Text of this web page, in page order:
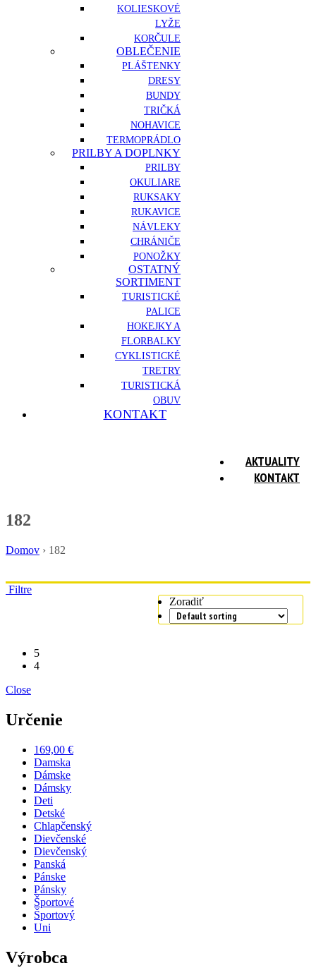
KOLIESKOVÉ
LYŽE
KORČULE
OBLEČENIE
PLÁŠTENKY
DRESY
BUNDY
TRIČKÁ
NOHAVICE
TERMOPRÁDLO
PRILBY A DOPLNKY
PRILBY
OKULIARE
RUKSAKY
RUKAVICE
NÁVLEKY
CHRÁNIČE
PONOŽKY
OSTATNÝ
SORTIMENT
TURISTICKÉ
PALICE
HOKEJKY A
FLORBALKY
CYKLISTICKÉ
TRETRY
TURISTICKÁ
OBUV
KONTAKT
AKTUALITY
KONTAKT
182
Domov › 182
Filtre
Zoradiť
5
4
Close
Určenie
169,00 €
Damska
Dámske
Dámsky
Deti
Detské
Chlapčenský
Dievčenské
Dievčenský
Panská
Pánske
Pánsky
Športové
Športový
Uni
Výrobca